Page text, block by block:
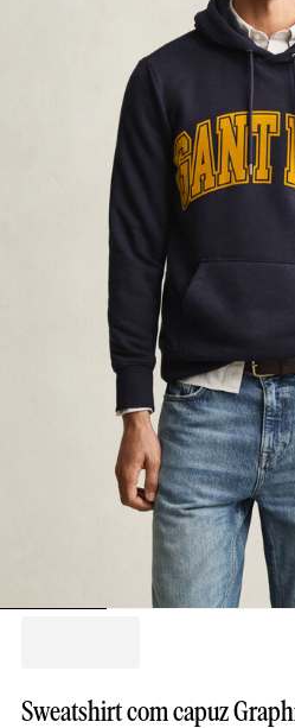
Sweatshirt com capuz